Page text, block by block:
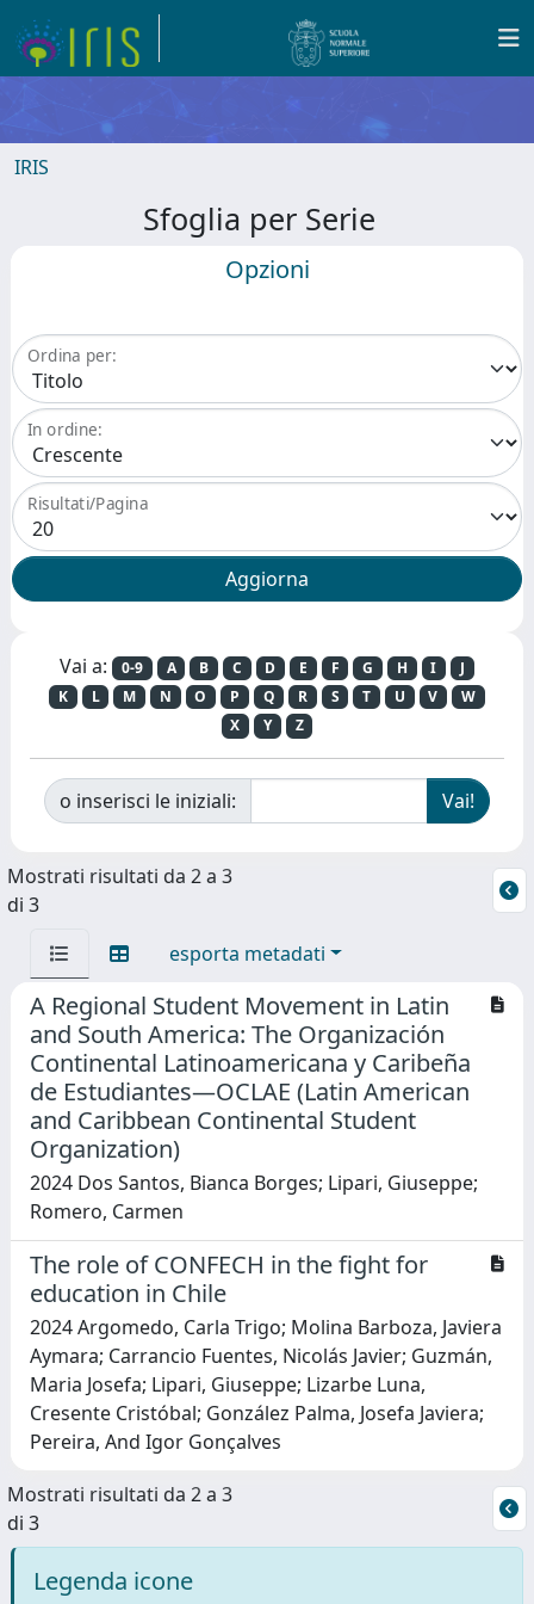
IRIS
Sfoglia per Serie
Opzioni
Ordina per:
In ordine:
Risultati/Pagina
Vai a: 0-9 A B C D E F G H I
J
K
L M N O P Q R S T U V
W
X
Y Z
o inserisci le iniziali:
Mostrati risultati da 2 a 3
di 3
esporta metadati
A Regional Student Movement in Latin
and South America: The Organización
Continental Latinoamericana y Caribeña
de Estudiantes—OCLAE (Latin American
and Caribbean Continental Student
Organization)
2024 Dos Santos, Bianca Borges; Lipari, Giuseppe;
Romero, Carmen
The role of CONFECH in the fight for
education in Chile
2024 Argomedo, Carla Trigo; Molina Barboza, Javiera
Aymara; Carrancio Fuentes, Nicolás Javier; Guzmán,
Maria Josefa; Lipari, Giuseppe; Lizarbe Luna,
Cresente Cristóbal; González Palma, Josefa Javiera;
Pereira, And Igor Gonçalves
Mostrati risultati da 2 a 3
di 3
Legenda icone